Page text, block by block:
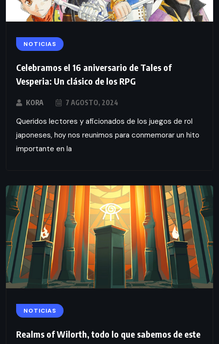
NOTICIAS
Celebramos el 16 aniversario de Tales of
Vesperia: Un clásico de los RPG
KORA 7 AGOSTO, 2024
Queridos lectores y aficionados de los juegos de rol
japoneses, hoy nos reunimos para conmemorar un hito
importante en la
NOTICIAS
Realms of Wilorth, todo lo que sabemos de este